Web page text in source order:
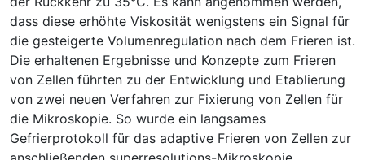
dass diese erhöhte Viskosität wenigstens ein Signal für
die gesteigerte Volumenregulation nach dem Frieren ist.
Die erhaltenen Ergebnisse und Konzepte zum Frieren
von Zellen führten zu der Entwicklung und Etablierung
von zwei neuen Verfahren zur Fixierung von Zellen für
die Mikroskopie. So wurde ein langsames
Gefrierprotokoll für das adaptive Frieren von Zellen zur